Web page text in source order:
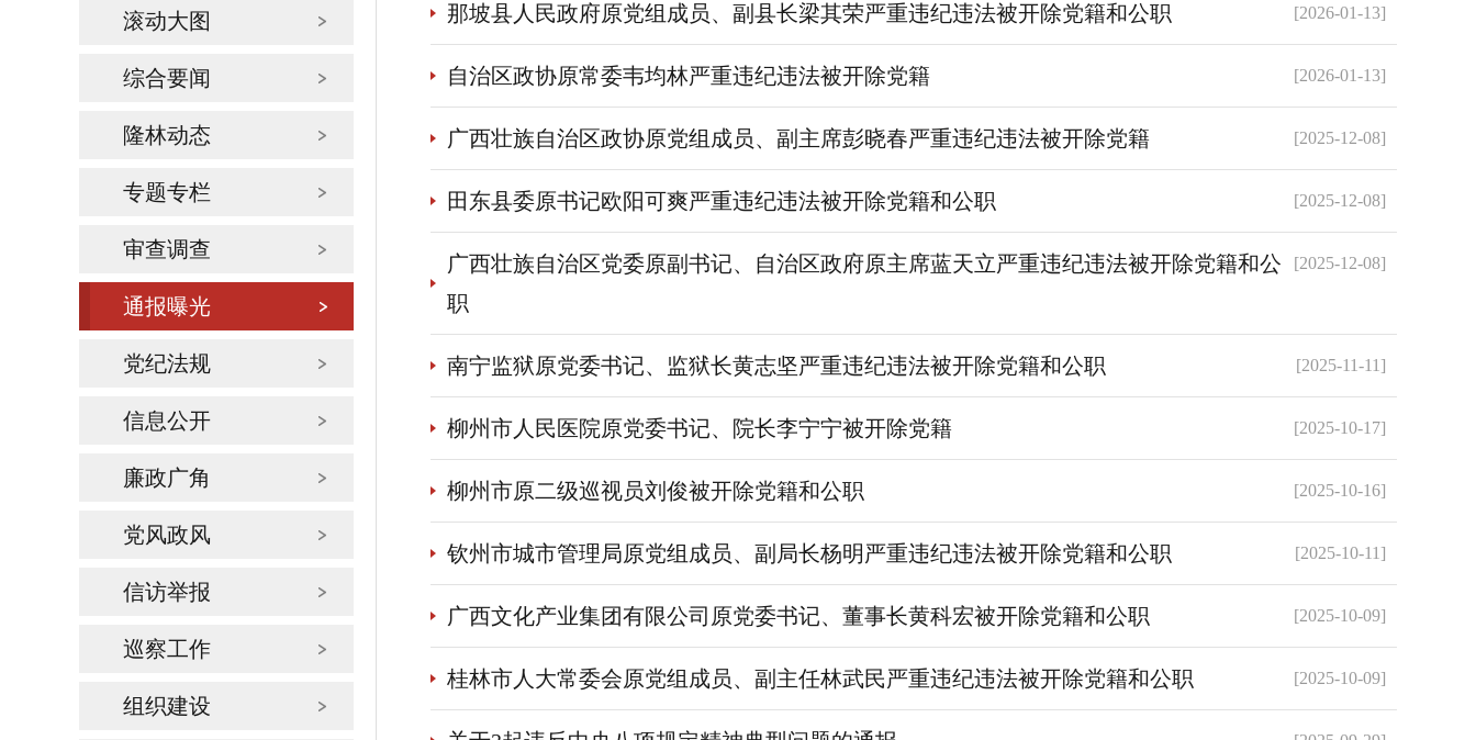
滚动大图
综合要闻
隆林动态
专题专栏
审查调查
通报曝光
党纪法规
信息公开
廉政广角
党风政风
信访举报
巡察工作
组织建设
[2026-01-13]
那坡县人民政府原党组成员、副县长梁其荣严重违纪违法被开除党籍和公职
[2026-01-13]
自治区政协原常委韦均林严重违纪违法被开除党籍
[2025-12-08]
广西壮族自治区政协原党组成员、副主席彭晓春严重违纪违法被开除党籍
[2025-12-08]
田东县委原书记欧阳可爽严重违纪违法被开除党籍和公职
[2025-12-08]
广西壮族自治区党委原副书记、自治区政府原主席蓝天立严重违纪违法被开除党籍和公
职
[2025-11-11]
南宁监狱原党委书记、监狱长黄志坚严重违纪违法被开除党籍和公职
[2025-10-17]
柳州市人民医院原党委书记、院长李宁宁被开除党籍
[2025-10-16]
柳州市原二级巡视员刘俊被开除党籍和公职
[2025-10-11]
钦州市城市管理局原党组成员、副局长杨明严重违纪违法被开除党籍和公职
[2025-10-09]
广西文化产业集团有限公司原党委书记、董事长黄科宏被开除党籍和公职
[2025-10-09]
桂林市人大常委会原党组成员、副主任林武民严重违纪违法被开除党籍和公职